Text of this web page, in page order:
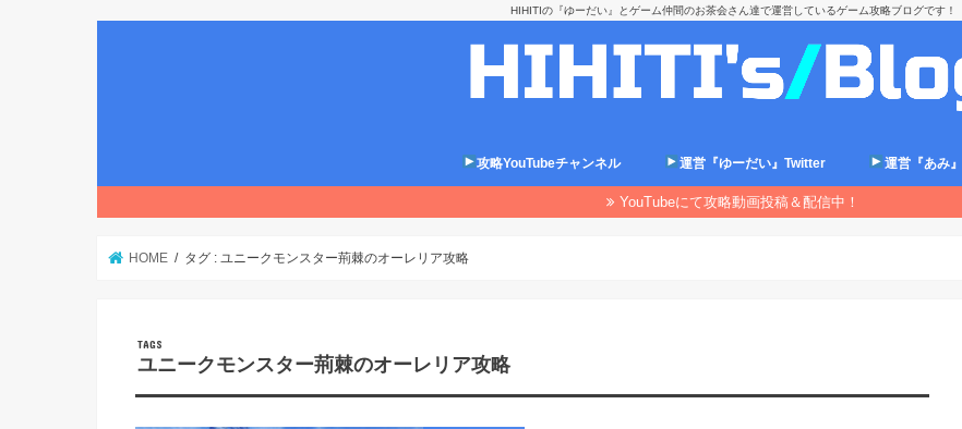
HIHITIの『ゆーだい』とゲーム仲間のお茶会さん達で運営しているゲーム攻略ブログです！
攻略YouTubeチャンネル 運営『ゆーだい』Twitter 運営『あみ
YouTubeにて攻略動画投稿＆配信中！
HOME タグ : ユニークモンスター荊棘のオーレリア攻略
ユニークモンスター荊棘のオーレリア攻略